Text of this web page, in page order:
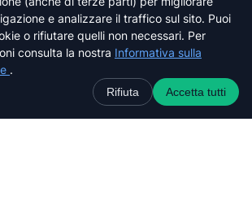
web
e analizzare il traffico sul sito. Puoi
o rifiutare quelli non necessari. Per
consulta la nostra Informativa sulla
.
Rifiuta Accetta tutti